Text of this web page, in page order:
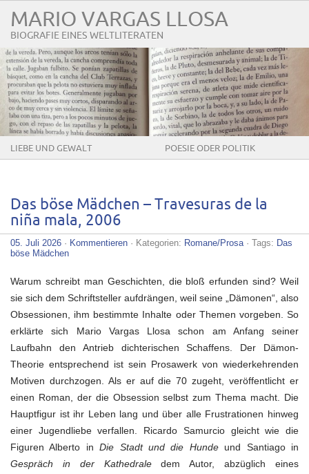
MARIO VARGAS LLOSA
BIOGRAFIE EINES WELTLITERATEN
LIEBE UND GEWALT POESIE ODER POLITIK
Das böse Mädchen – Travesuras de la
niña mala, 2006
05. Juli 2026 · Kommentieren · Kategorien: Romane/Prosa· Tags: Das
böse Mädchen
Warum schreibt man Geschichten, die bloß erfunden sind? Weil
sie sich dem Schriftsteller aufdrängen, weil seine „Dämonen“, also
Obsessionen, ihm bestimmte Inhalte oder Themen vorgeben. So
erklärte sich Mario Vargas Llosa schon am Anfang seiner
Laufbahn den Antrieb dichterischen Schaffens. Der Dämon-
Theorie entsprechend ist sein Prosawerk von wiederkehrenden
Motiven durchzogen. Als er auf die 70 zugeht, veröffentlicht er
einen Roman, der die Obsession selbst zum Thema macht. Die
Hauptfigur ist ihr Leben lang und über alle Frustrationen hinweg
einer Jugendliebe verfallen. Ricardo Samurcio gleicht wie die
Figuren Alberto inDie Stadt und die Hundeund Santiago in
Gespräch in der Kathedraledem Autor, abzüglich eines